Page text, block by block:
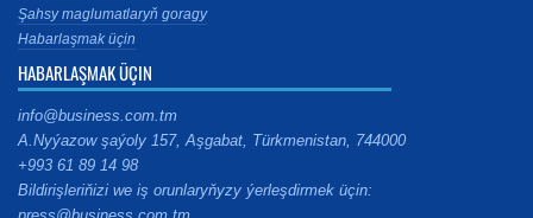
Şahsy maglumatlaryň goragy
Habarlaşmak üçin
HABARLAŞMAK ÜÇIN
info@business.com.tm
A.Nyýazow şaýoly 157, Aşgabat, Türkmenistan, 744000
+993 61 89 14 98
Bildirişleriňizi we iş orunlaryňyzy ýerleşdirmek üçin: